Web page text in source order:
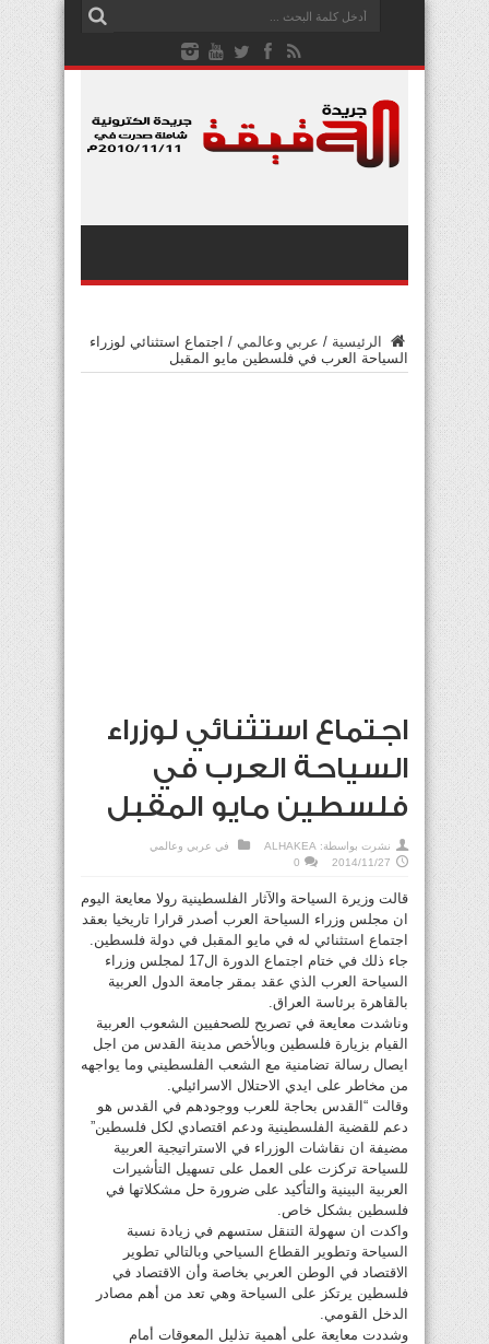
الرئيسية / عربي وعالمي / اجتماع استثنائي لوزراء
السياحة العرب في فلسطين مايو المقبل
اجتماع استثنائي لوزراء
السياحة العرب في
فلسطين مايو المقبل
نشرت بواسطة: ALHAKEA في عربي وعالمي
2014/11/27
0
قالت وزيرة السياحة والآثار الفلسطينية رولا معايعة اليوم
ان مجلس وزراء السياحة العرب أصدر قرارا تاريخيا بعقد
اجتماع استثنائي له في مايو المقبل في دولة فلسطين.
جاء ذلك في ختام اجتماع الدورة ال17 لمجلس وزراء
السياحة العرب الذي عقد بمقر جامعة الدول العربية
بالقاهرة برئاسة العراق.
وناشدت معايعة في تصريح للصحفيين الشعوب العربية
القيام بزيارة فلسطين وبالأخص مدينة القدس من اجل
ايصال رسالة تضامنية مع الشعب الفلسطيني وما يواجهه
من مخاطر على ايدي الاحتلال الاسرائيلي.
وقالت “القدس بحاجة للعرب ووجودهم في القدس هو
دعم للقضية الفلسطينية ودعم اقتصادي لكل فلسطين”
مضيفة ان نقاشات الوزراء في الاستراتيجية العربية
للسياحة تركزت على العمل على تسهيل التأشيرات
العربية البينية والتأكيد على ضرورة حل مشكلاتها في
فلسطين بشكل خاص.
واكدت ان سهولة التنقل ستسهم في زيادة نسبة
السياحة وتطوير القطاع السياحي وبالتالي تطوير
الاقتصاد في الوطن العربي بخاصة وأن الاقتصاد في
فلسطين يرتكز على السياحة وهي تعد من أهم مصادر
الدخل القومي.
وشددت معايعة على أهمية تذليل المعوقات أمام